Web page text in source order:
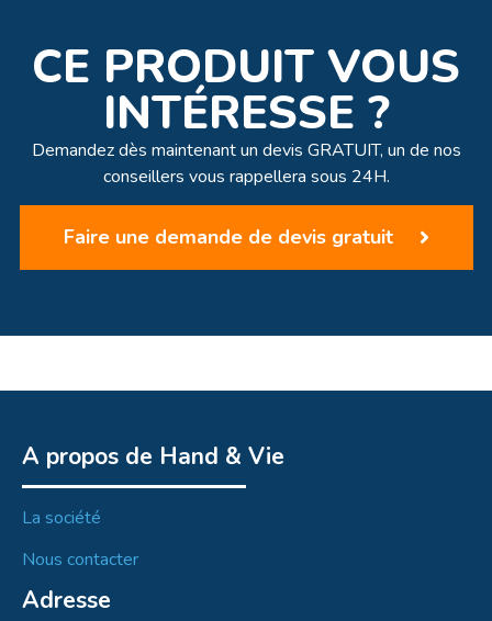
CE PRODUIT VOUS
INTÉRESSE ?
Demandez dès maintenant un devis GRATUIT, un de nos
conseillers vous rappellera sous 24H.
Faire une demande de devis gratuit
A propos de Hand & Vie
La société
Nous contacter
Adresse